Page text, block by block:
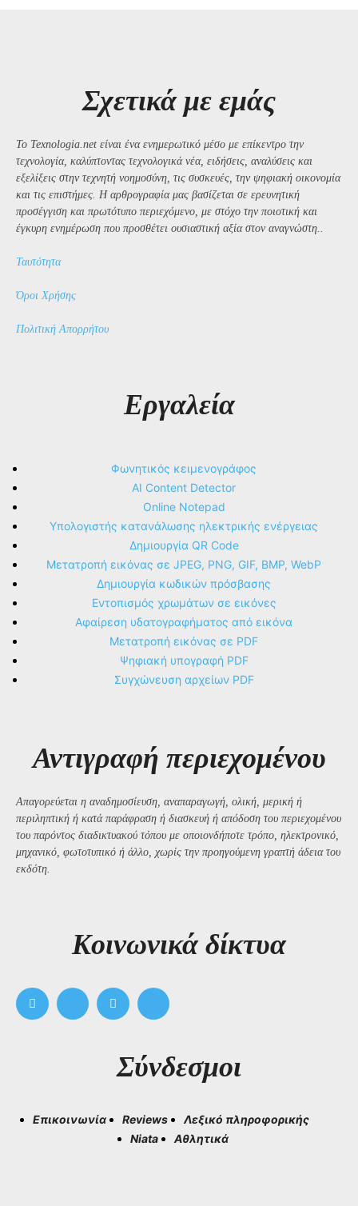
Σχετικά με εμάς
Το Texnologia.net είναι ένα ενημερωτικό μέσο με επίκεντρο την
τεχνολογία, καλύπτοντας τεχνολογικά νέα, ειδήσεις, αναλύσεις και
εξελίξεις στην τεχνητή νοημοσύνη, τις συσκευές, την ψηφιακή οικονομία
και τις επιστήμες. Η αρθρογραφία μας βασίζεται σε ερευνητική
προσέγγιση και πρωτότυπο περιεχόμενο, με στόχο την ποιοτική και
έγκυρη ενημέρωση που προσθέτει ουσιαστική αξία στον αναγνώστη..
Ταυτότητα
Όροι Χρήσης
Πολιτική Απορρήτου
Εργαλεία
Φωνητικός κειμενογράφος
AI Content Detector
Online Notepad
Υπολογιστής κατανάλωσης ηλεκτρικής ενέργειας
Δημιουργία QR Code
Μετατροπή εικόνας σε JPEG, PNG, GIF, BMP, WebP
Δημιουργία κωδικών πρόσβασης
Εντοπισμός χρωμάτων σε εικόνες
Αφαίρεση υδατογραφήματος από εικόνα
Μετατροπή εικόνας σε PDF
Ψηφιακή υπογραφή PDF
Συγχώνευση αρχείων PDF
Αντιγραφή περιεχομένου
Απαγορεύεται η αναδημοσίευση, αναπαραγωγή, ολική, μερική ή
περιληπτική ή κατά παράφραση ή διασκευή ή απόδοση του περιεχομένου
του παρόντος διαδικτυακού τόπου με οποιονδήποτε τρόπο, ηλεκτρονικό,
μηχανικό, φωτοτυπικό ή άλλο, χωρίς την προηγούμενη γραπτή άδεια του
εκδότη.
Kοινωνικά δίκτυα
Σύνδεσμοι
Επικοινωνία Reviews
Λεξικό πληροφορικής
Niata
Αθλητικά